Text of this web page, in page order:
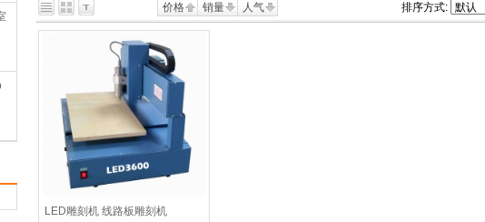
价格
销量 人气 排序方式:
LED雕刻机 线路板雕刻机